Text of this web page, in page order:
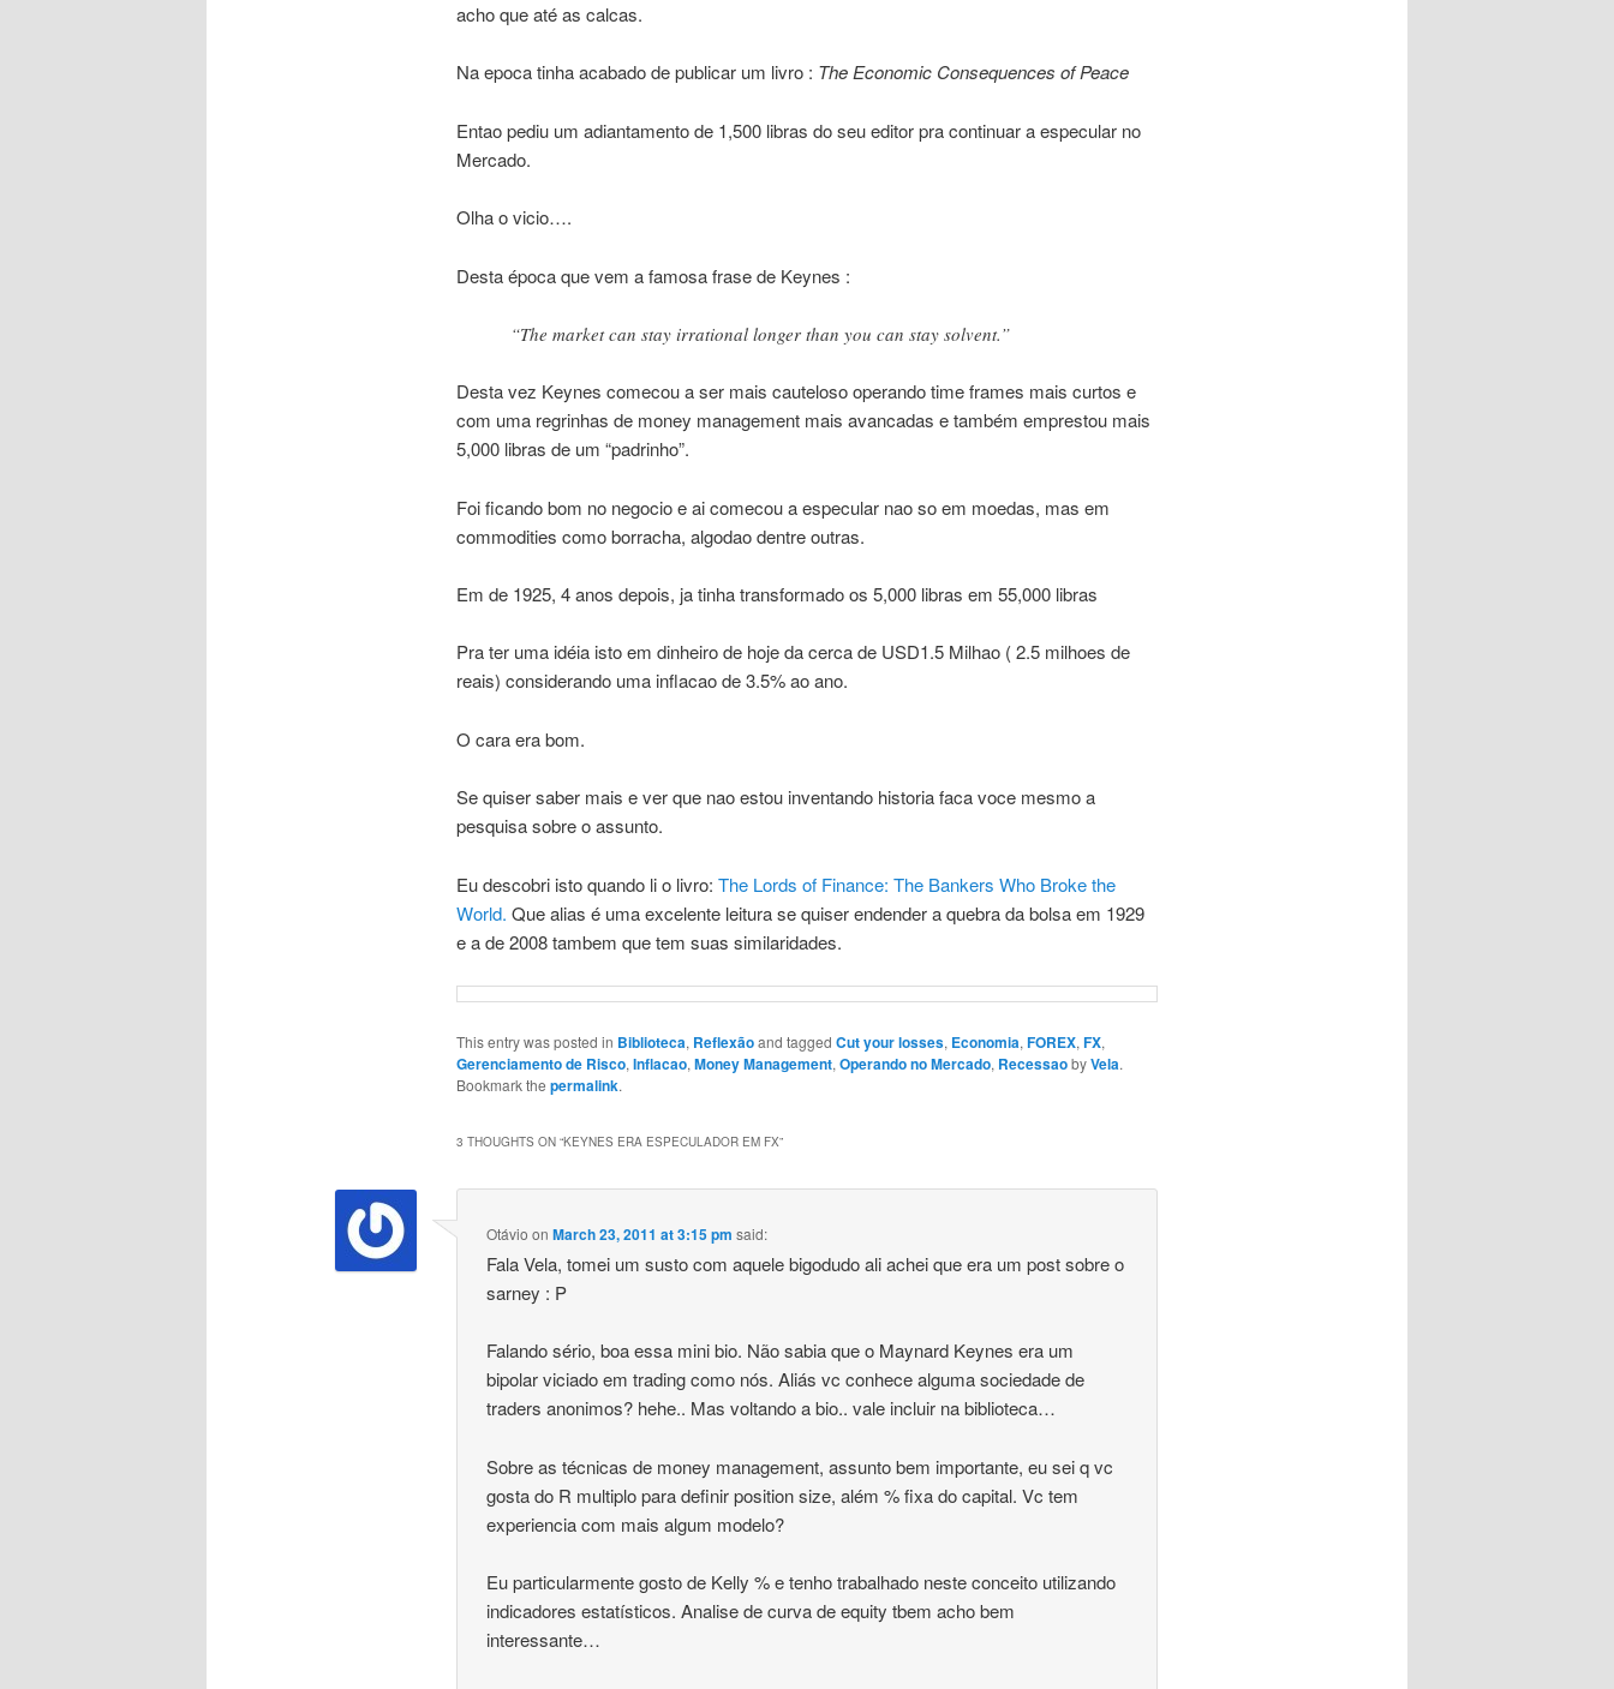
acho que até as calcas.
Na epoca tinha acabado de publicar um livro : The Economic Consequences of Peace
Entao pediu um adiantamento de 1,500 libras do seu editor pra continuar a especular no
Mercado.
Olha o vicio….
Desta época que vem a famosa frase de Keynes :
“The market can stay irrational longer than you can stay solvent.”
Desta vez Keynes comecou a ser mais cauteloso operando time frames mais curtos e
com uma regrinhas de money management mais avancadas e também emprestou mais
5,000 libras de um “padrinho”.
Foi ficando bom no negocio e ai comecou a especular nao so em moedas, mas em
commodities como borracha, algodao dentre outras.
Em de 1925, 4 anos depois, ja tinha transformado os 5,000 libras em 55,000 libras
Pra ter uma idéia isto em dinheiro de hoje da cerca de USD1.5 Milhao ( 2.5 milhoes de
reais) considerando uma inflacao de 3.5% ao ano.
O cara era bom.
Se quiser saber mais e ver que nao estou inventando historia faca voce mesmo a
pesquisa sobre o assunto.
Eu descobri isto quando li o livro: The Lords of Finance: The Bankers Who Broke the
World. Que alias é uma excelente leitura se quiser endender a quebra da bolsa em 1929
e a de 2008 tambem que tem suas similaridades.
This entry was posted in Biblioteca, Reflexãoand tagged Cut your losses, Economia, FOREX, FX,
Gerenciamento de Risco, Inflacao, Money Management, Operando no Mercado, RecessaobyVela.
Bookmark the permalink.
3 THOUGHTS ON “KEYNES ERA ESPECULADOR EM FX”
Otávio onMarch 23, 2011 at 3:15 pm said:
Fala Vela, tomei um susto com aquele bigodudo ali achei que era um post sobre o
sarney : P
Falando sério, boa essa mini bio. Não sabia que o Maynard Keynes era um
bipolar viciado em trading como nós. Aliás vc conhece alguma sociedade de
traders anonimos? hehe.. Mas voltando a bio.. vale incluir na biblioteca…
Sobre as técnicas de money management, assunto bem importante, eu sei q vc
gosta do R multiplo para definir position size, além % fixa do capital. Vc tem
experiencia com mais algum modelo?
Eu particularmente gosto de Kelly % e tenho trabalhado neste conceito utilizando
indicadores estatísticos. Analise de curva de equity tbem acho bem
interessante…